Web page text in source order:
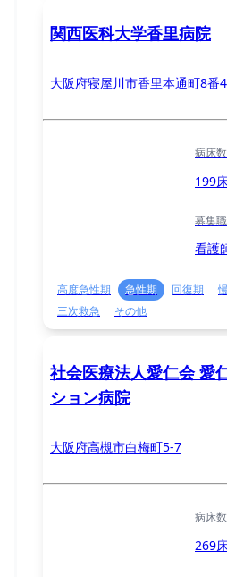
関西医科大学香里病院
大阪府寝屋川市香里本通町8番
病床数
199
募集
看護
高度急性期 急性期 回復期
三次救急
その他
社会医療法人愛仁会 愛
ション病院
大阪府高槻市白梅町5-7
病床数
269